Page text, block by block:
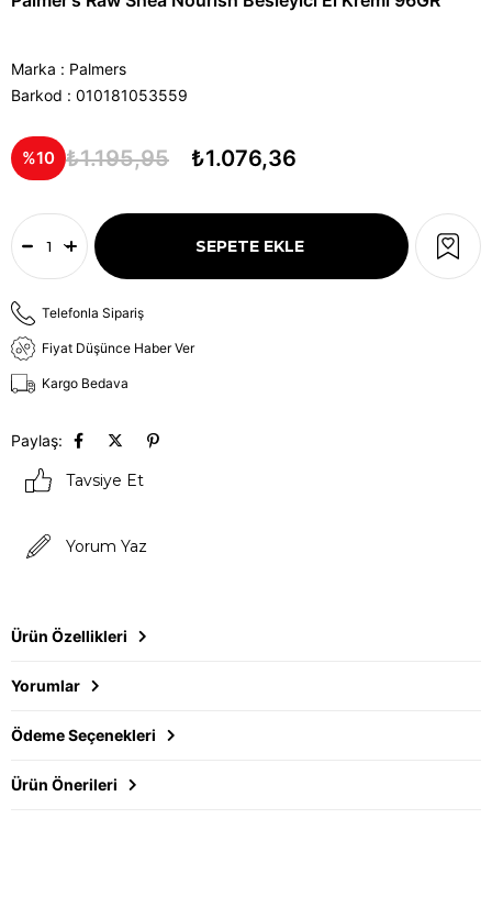
Marka : Palmers
Barkod : 010181053559
10 ₺1.195,95 ₺1.076,36
Telefonla Sipariş
Fiyat Düşünce Haber Ver
Kargo Bedava
Paylaş:
Tavsiye Et
Yorum Yaz
Ürün Özellikleri
Yorumlar
Ödeme Seçenekleri
Ürün Önerileri